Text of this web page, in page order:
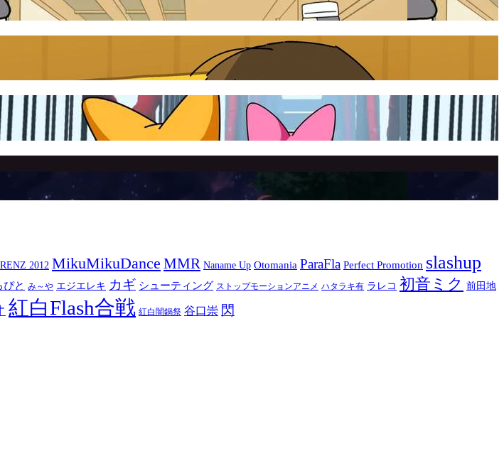
2012 MikuMikuDance MMR Naname Up Otomania ParaFla Perfect Promotion slashup
ぴと み～や エジエレキ カギ シューティング ストップモーションアニメ ハタラキ有 ラレコ 初音ミク 前田地
紅白Flash合戦 紅白闇鍋祭 谷口崇 閃